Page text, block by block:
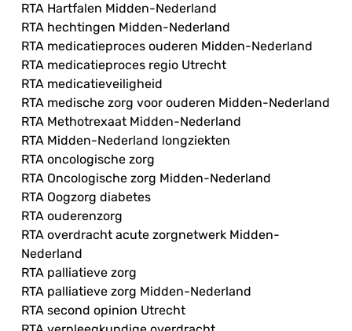
RTA Hartfalen Midden-Nederland
RTA hechtingen Midden-Nederland
RTA medicatieproces ouderen Midden-Nederland
RTA medicatieproces regio Utrecht
RTA medicatieveiligheid
RTA medische zorg voor ouderen Midden-Nederland
RTA Methotrexaat Midden-Nederland
RTA Midden-Nederland longziekten
RTA oncologische zorg
RTA Oncologische zorg Midden-Nederland
RTA Oogzorg diabetes
RTA ouderenzorg
RTA overdracht acute zorgnetwerk Midden-
Nederland
RTA palliatieve zorg
RTA palliatieve zorg Midden-Nederland
RTA second opinion Utrecht